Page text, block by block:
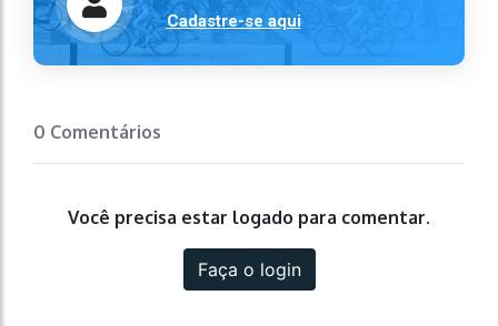
Cadastre-se aqui
0 Comentários
Você precisa estar logado para comentar.
Faça o login